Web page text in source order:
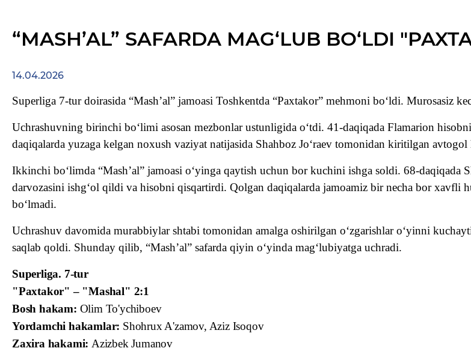
“MASH’AL” SAFARDA MAG‘LUB BO‘LDI
14.04.2026
Superliga 7-tur doirasida “Mash’al” jamoasi Toshkentda “Paxtakor” mehmoni bo‘ldi. Murosasiz
Uchrashuvning birinchi bo‘limi asosan mezbonlar ustunligida o‘tdi. 41-daqiqada Flamarion
daqiqalarda yuzaga kelgan noxush vaziyat natijasida Shahboz Jo‘raev tomonidan kiritilgan
Ikkinchi bo‘limda “Mash’al” jamoasi o‘yinga qaytish uchun bor kuchini ishga soldi. 68-daqiqada
darvozasini ishg‘ol qildi va hisobni qisqartirdi. Qolgan daqiqalarda jamoamiz bir necha bor
bo‘lmadi.
Uchrashuv davomida murabbiylar shtabi tomonidan amalga oshirilgan o‘zgarishlar o‘yinni
saqlab qoldi. Shunday qilib, “Mash’al” safarda qiyin o‘yinda mag‘lubiyatga uchradi.
Superliga. 7-tur
"Paxtakor" – "Mashal" 2:1
Bosh hakam: Olim To'ychiboev
Yordamchi hakamlar: Shohrux A'zamov, Aziz Isoqov
Zaxira hakami: Azizbek Jumanov